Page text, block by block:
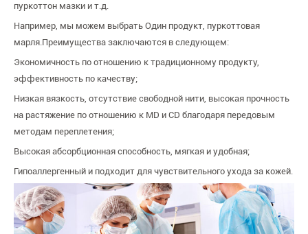
пуркоттон мазки и т.д.
Например, мы можем выбрать Один продукт, пуркоттовая
марля.Преимущества заключаются в следующем:
Экономичность по отношению к традиционному продукту,
эффективность по качеству;
Низкая вязкость, отсутствие свободной нити, высокая прочность
на растяжение по отношению к MD и CD благодаря передовым
методам переплетения;
Высокая абсорбционная способность, мягкая и удобная;
Гипоаллергенный и подходит для чувствительного ухода за кожей.